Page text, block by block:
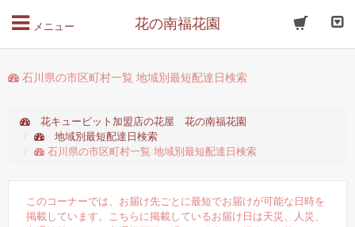
花の南福花園
メニュー
石川県の市区町村一覧 地域別最短配達日検索
花キューピット加盟店の花屋 花の南福花園
地域別最短配達日検索
石川県の市区町村一覧 地域別最短配達日検索
このコーナーでは、お届け先ごとに最短でお届けが可能な日時を
掲載しています。こちらに掲載しているお届け日は天災、人災、